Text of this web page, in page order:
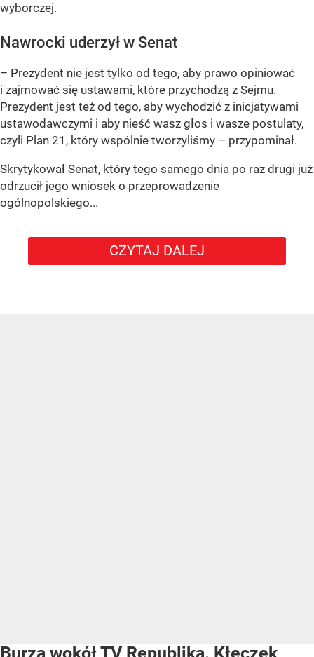
wyborczej.
Nawrocki uderzył w Senat
– Prezydent nie jest tylko od tego, aby prawo opiniować
i zajmować się ustawami, które przychodzą z Sejmu.
Prezydent jest też od tego, aby wychodzić z inicjatywami
ustawodawczymi i aby nieść wasz głos i wasze postulaty,
czyli Plan 21, który wspólnie tworzyliśmy – przypominał.
Skrytykował Senat, który tego samego dnia po raz drugi już
odrzucił jego wniosek o przeprowadzenie
ogólnopolskiego...
CZYTAJ DALEJ